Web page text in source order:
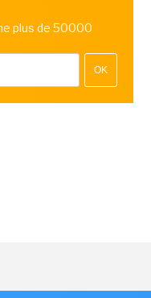
plus de 50000
OK